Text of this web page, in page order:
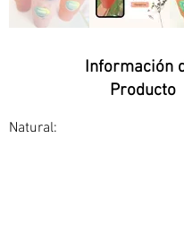
Información
Producto
Natural: